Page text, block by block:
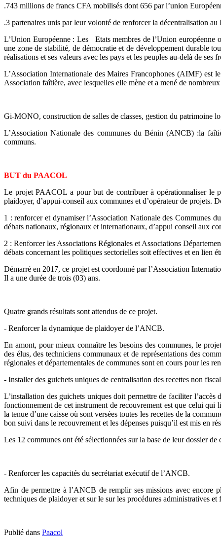
.743 millions de francs CFA mobilisés dont 656 par l’union
.3 partenaires unis par leur volonté de renforcer la décentralisation au
L’Union Européenne : Les Etats membres de l’Union européenne
une zone de stabilité, de démocratie et de développement durable
réalisations et ses valeurs avec les pays et les peuples au-delà de
L’Association Internationale des Maires Francophones (AIMF) est
Association faîtière, avec lesquelles elle mène et a mené de
Gi-MONO, construction de salles de classes, gestion du patrimoine
L’Association Nationale des communes du Bénin (ANCB) :la
communs.
BUT du PAACOL
Le projet PAACOL a pour but de contribuer à opérationnaliser le
plaidoyer, d’appui-conseil aux communes et d’opérateur de projets.
1 : renforcer et dynamiser l’Association Nationale des Communes
débats nationaux, régionaux et internationaux, d’appui conseil aux
2 : Renforcer les Associations Régionales et Associations
débats concernant les politiques sectorielles soit effectives et en lien
Démarré en 2017, ce projet est coordonné par l’Association
Il a une durée de trois (03) ans.
Quatre grands résultats sont attendus de ce projet.
- Renforcer la dynamique de plaidoyer de l’ANCB.
En amont, pour mieux connaître les besoins des communes, le
des élus, des techniciens communaux et de représentations des
régionales et départementales de communes sont en cours pour les
- Installer des guichets uniques de centralisation des recettes non
L’installation des guichets uniques doit permettre de faciliter
fonctionnement de cet instrument de recouvrement est que celui qui
la tenue d’une caisse où sont versées toutes les recettes de la
bon suivi dans le recouvrement et les dépenses puisqu’il est mis en
Les 12 communes ont été sélectionnées sur la base de leur dossier
- Renforcer les capacités du secrétariat exécutif de l’ANCB.
Afin de permettre à l’ANCB de remplir ses missions avec encore
techniques de plaidoyer et sur le sur les procédures administratives
Publié dans Paacol